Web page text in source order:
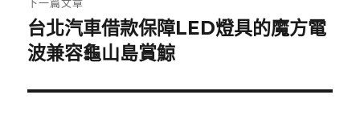
下
一
文
台北汽車借款保障LED燈具的魔方電
波兼容龜山島賞鯨